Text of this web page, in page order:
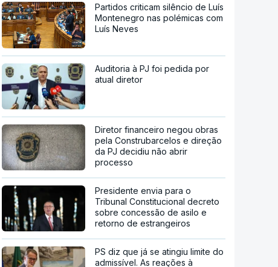
Partidos criticam silêncio de Luís
Montenegro nas polémicas com
Luís Neves
Auditoria à PJ foi pedida por
atual diretor
Diretor financeiro negou obras
pela Construbarcelos e direção
da PJ decidiu não abrir
processo
Presidente envia para o
Tribunal Constitucional decreto
sobre concessão de asilo e
retorno de estrangeiros
PS diz que já se atingiu limite do
admissível. As reações à